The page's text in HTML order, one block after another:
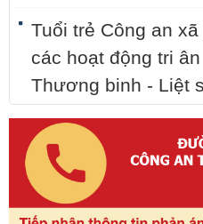
Tuổi trẻ Công an
các hoạt động tri
Thương binh - Liệt